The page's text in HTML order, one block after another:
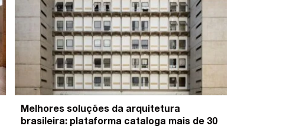
Melhores soluções da arquitetura
brasileira: plataforma cataloga mais de 30